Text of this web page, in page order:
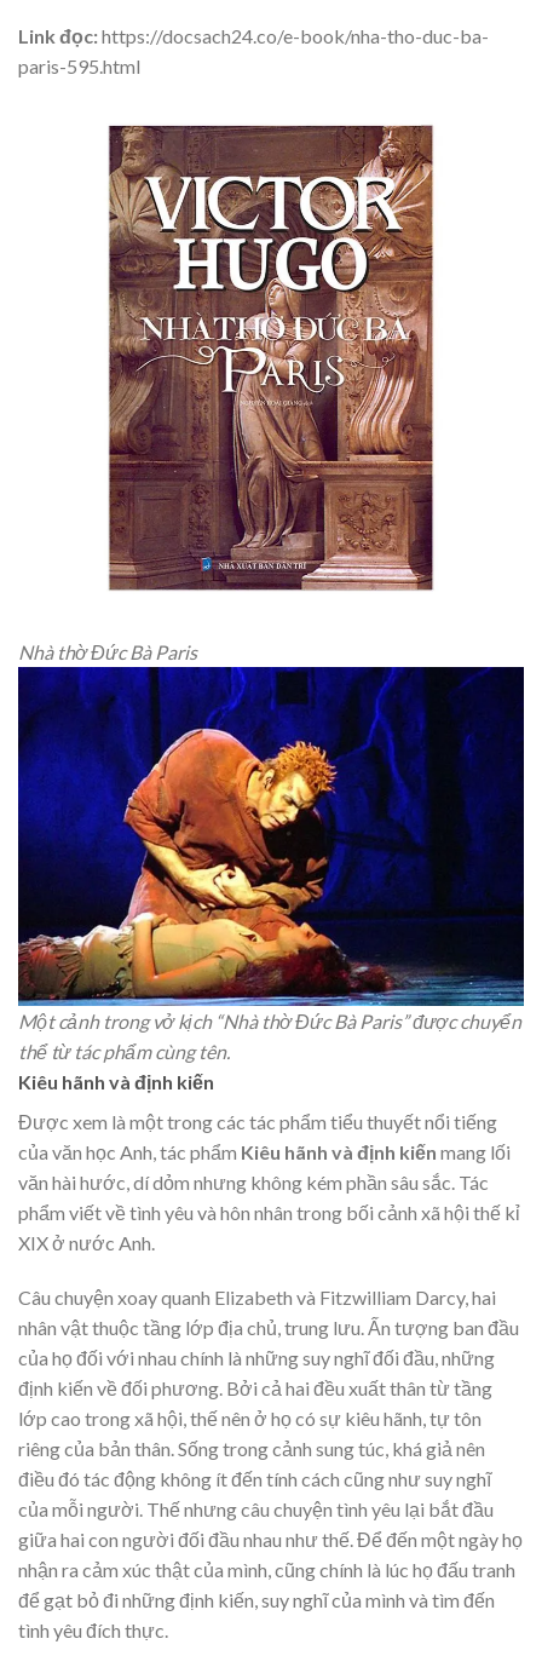
Link đọc:https://docsach24.co/e-book/nha-tho-duc-ba-
paris-595.html
Nhà thờ Đức Bà Paris
Một cảnh trong vở kịch “Nhà thờ Đức Bà Paris” được chuyển
thể từ tác phẩm cùng tên.
Kiêu hãnh và định kiến
Được xem là một trong các tác phẩm tiểu thuyết nổi tiếng
của văn học Anh, tác phẩm Kiêu hãnh và định kiến mang lối
văn hài hước, dí dỏm nhưng không kém phần sâu sắc. Tác
phẩm viết về tình yêu và hôn nhân trong bối cảnh xã hội thế kỉ
XIX ở nước Anh.
Câu chuyện xoay quanh Elizabeth và Fitzwilliam Darcy, hai
nhân vật thuộc tầng lớp địa chủ, trung lưu. Ấn tượng ban đầu
của họ đối với nhau chính là những suy nghĩ đối đầu, những
định kiến về đối phương. Bởi cả hai đều xuất thân từ tầng
lớp cao trong xã hội, thế nên ở họ có sự kiêu hãnh, tự tôn
riêng của bản thân. Sống trong cảnh sung túc, khá giả nên
điều đó tác động không ít đến tính cách cũng như suy nghĩ
của mỗi người. Thế nhưng câu chuyện tình yêu lại bắt đầu
giữa hai con người đối đầu nhau như thế. Để đến một ngày họ
nhận ra cảm xúc thật của mình, cũng chính là lúc họ đấu tranh
để gạt bỏ đi những định kiến, suy nghĩ của mình và tìm đến
tình yêu đích thực.